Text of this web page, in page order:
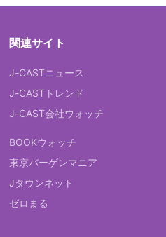
関連サイト
J-CASTニュース
J-CASTトレンド
J-CAST会社ウォッチ
BOOKウォッチ
東京バーゲンマニア
Jタウンネット
ゼロまる